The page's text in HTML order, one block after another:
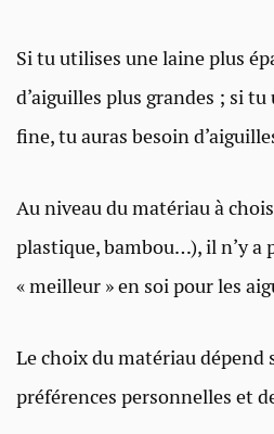
Si tu utilises une laine plus
d’aiguilles plus grandes ; si
fine, tu auras besoin
Au niveau du matériau à
plastique, bambou…), il n’y a
« meilleur » en soi pour les
Le choix du matériau dépend
préférences personnelles et